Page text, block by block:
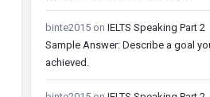
binte2015 on IELTS Speaking Part 2
Sample Answer: Describe a goal
achieved.